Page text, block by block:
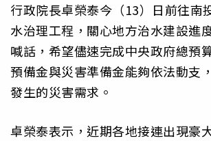
行政院長卓榮泰今（13）日前往南
水治理工程，關心地方治水建設進
喊話，希望儘速完成中央政府總預
預備金與災害準備金能夠依法動支
發生的災害需求。
卓榮泰表示，近期各地接連出現豪